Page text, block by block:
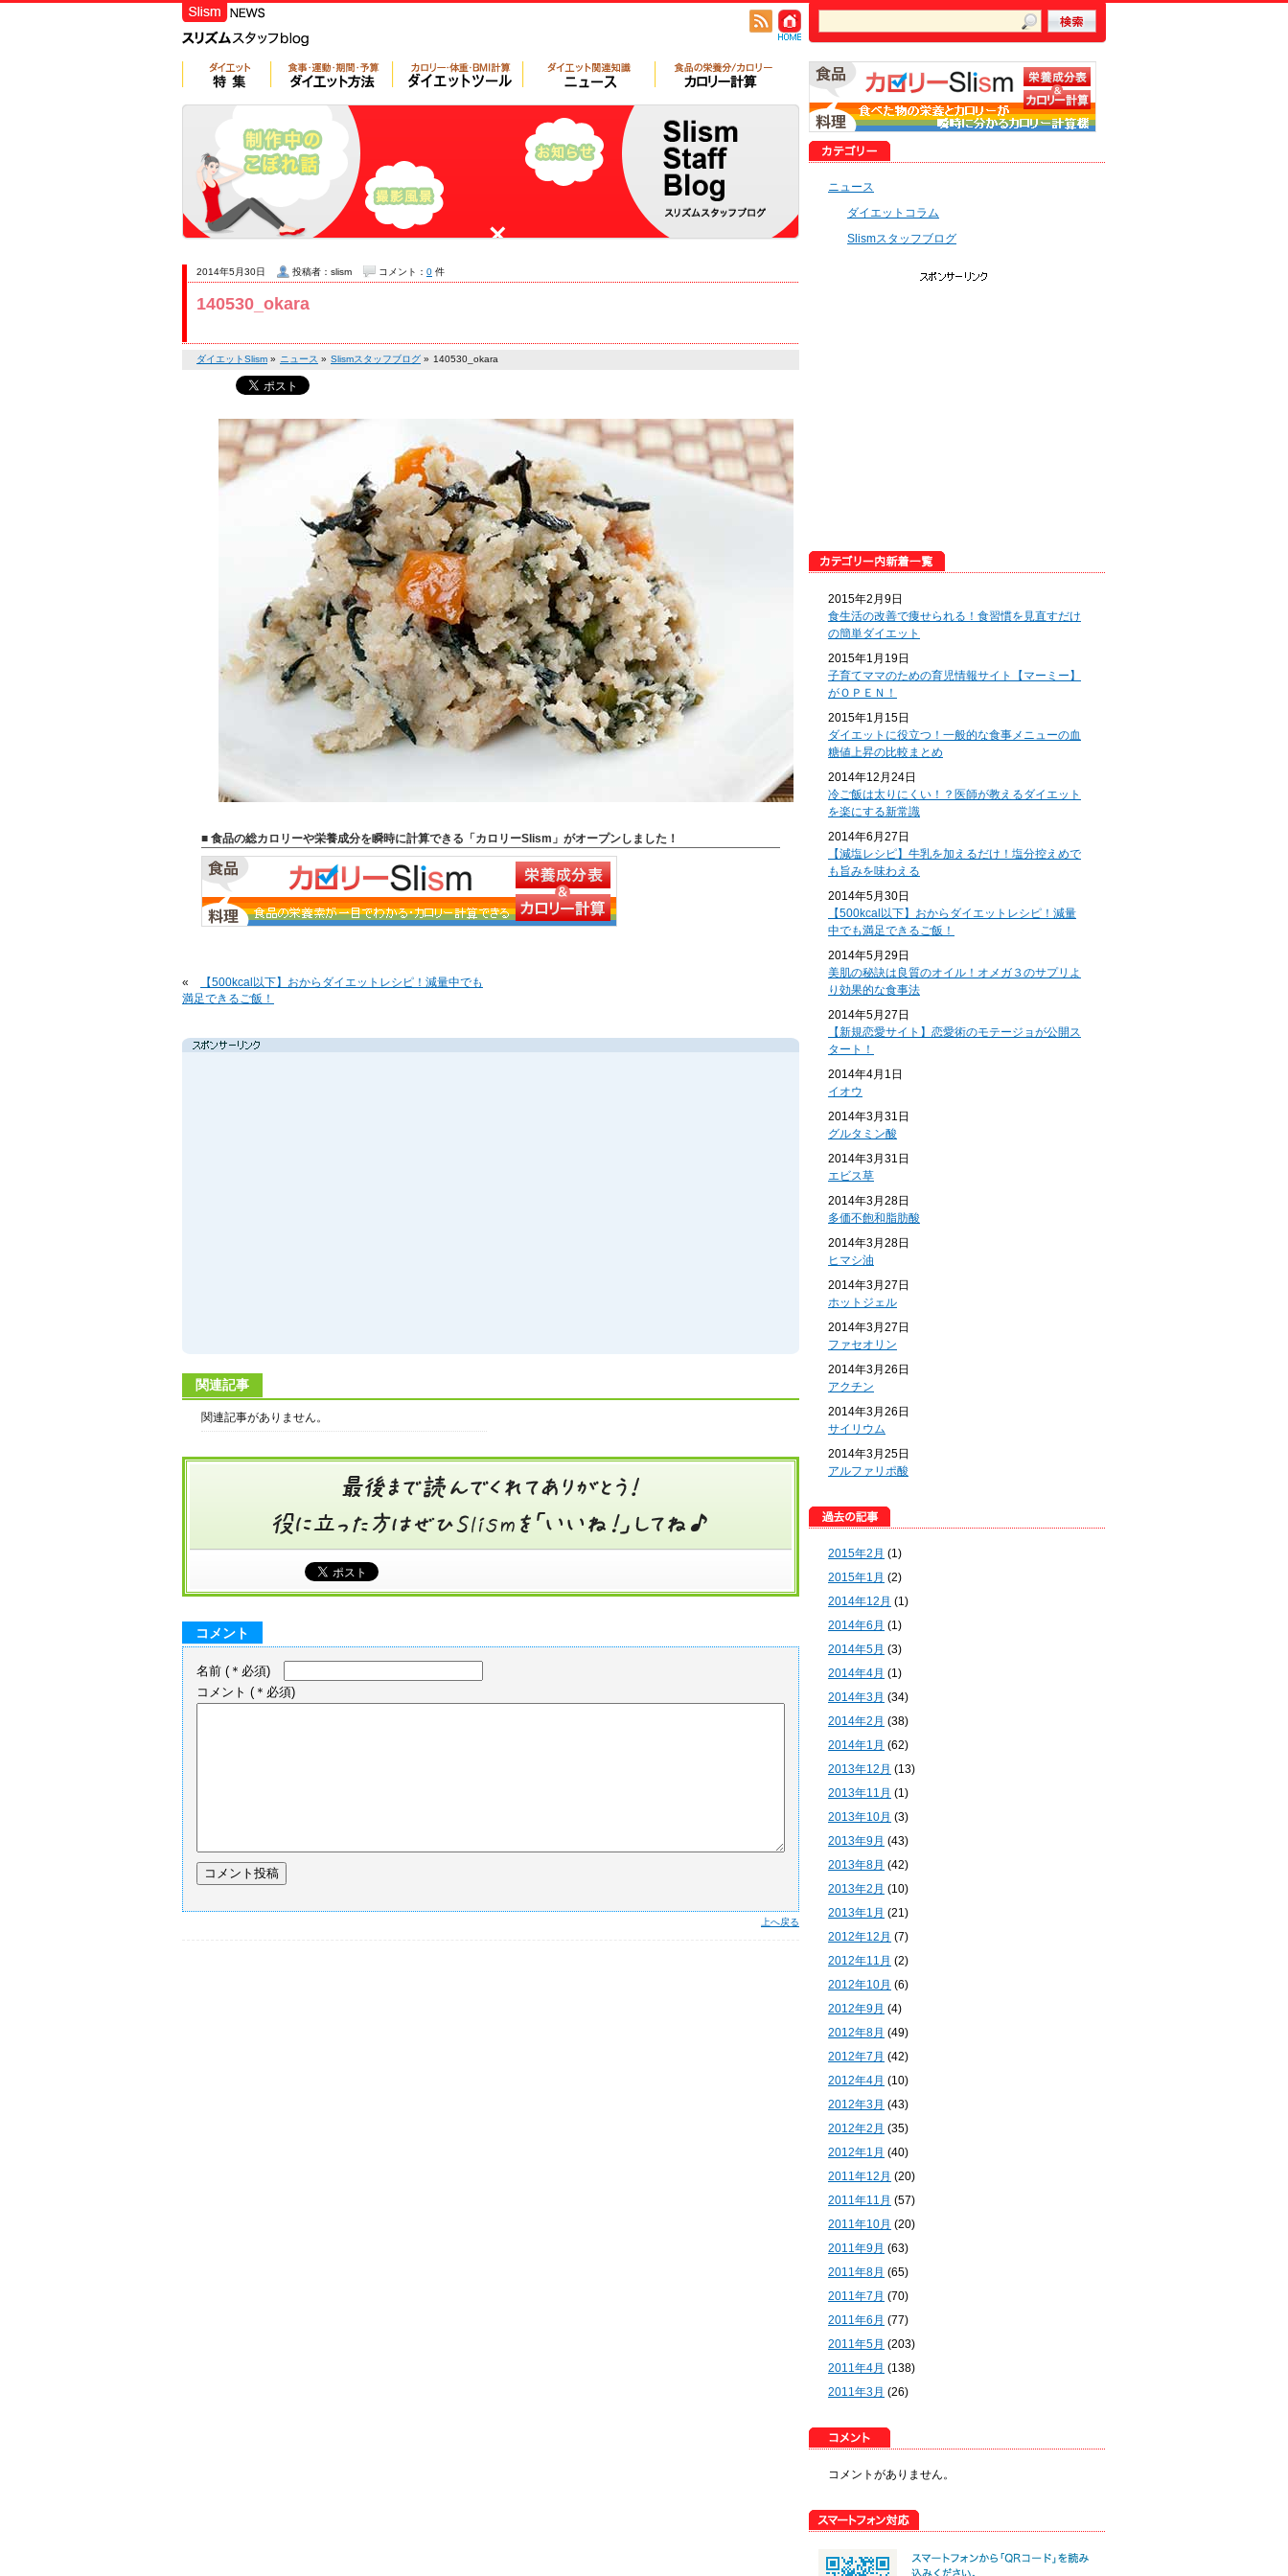
140530_okara
2014年5月30日 投稿者：slism コメント： 0 件
ダイエットSlism » ニュース » Slismスタッフブログ » 140530_okara
■ 食品の総カロリーや栄養成分を瞬時に計算できる「カロリーSlism」がオープンしました！
«
【500kcal以下】おからダイエットレシピ！減量中でも
満足できるご飯！
関連記事
関連記事がありません。
コメント
名前 (＊必須)
コメント (＊必須)
上へ戻る
ニュース
ダイエットコラム
Slismスタッフブログ
2015年2月9日
食生活の改善で痩せられる！食習慣を見直すだけ
の簡単ダイエット
2015年1月19日
子育てママのための育児情報サイト【マーミー】
がＯＰＥＮ！
2015年1月15日
ダイエットに役立つ！一般的な食事メニューの血
糖値上昇の比較まとめ
2014年12月24日
冷ご飯は太りにくい！？医師が教えるダイエット
を楽にする新常識
2014年6月27日
【減塩レシピ】牛乳を加えるだけ！塩分控えめで
も旨みを味わえる
2014年5月30日
【500kcal以下】おからダイエットレシピ！減量
中でも満足できるご飯！
2014年5月29日
美肌の秘訣は良質のオイル！オメガ３のサプリよ
り効果的な食事法
2014年5月27日
【新規恋愛サイト】恋愛術のモテージョが公開ス
タート！
2014年4月1日
イオウ
2014年3月31日
グルタミン酸
2014年3月31日
エビス草
2014年3月28日
多価不飽和脂肪酸
2014年3月28日
ヒマシ油
2014年3月27日
ホットジェル
2014年3月27日
ファセオリン
2014年3月26日
アクチン
2014年3月26日
サイリウム
2014年3月25日
アルファリポ酸
2015年2月 (1)
2015年1月 (2)
2014年12月 (1)
2014年6月 (1)
2014年5月 (3)
2014年4月 (1)
2014年3月 (34)
2014年2月 (38)
2014年1月 (62)
2013年12月 (13)
2013年11月 (1)
2013年10月 (3)
2013年9月 (43)
2013年8月 (42)
2013年2月 (10)
2013年1月 (21)
2012年12月 (7)
2012年11月 (2)
2012年10月 (6)
2012年9月 (4)
2012年8月 (49)
2012年7月 (42)
2012年4月 (10)
2012年3月 (43)
2012年2月 (35)
2012年1月 (40)
2011年12月 (20)
2011年11月 (57)
2011年10月 (20)
2011年9月 (63)
2011年8月 (65)
2011年7月 (70)
2011年6月 (77)
2011年5月 (203)
2011年4月 (138)
2011年3月 (26)
コメントがありません。